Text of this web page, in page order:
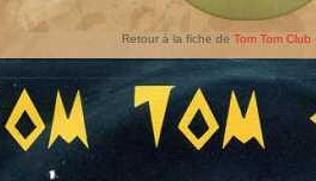
Retour à la fiche de Tom Tom Club